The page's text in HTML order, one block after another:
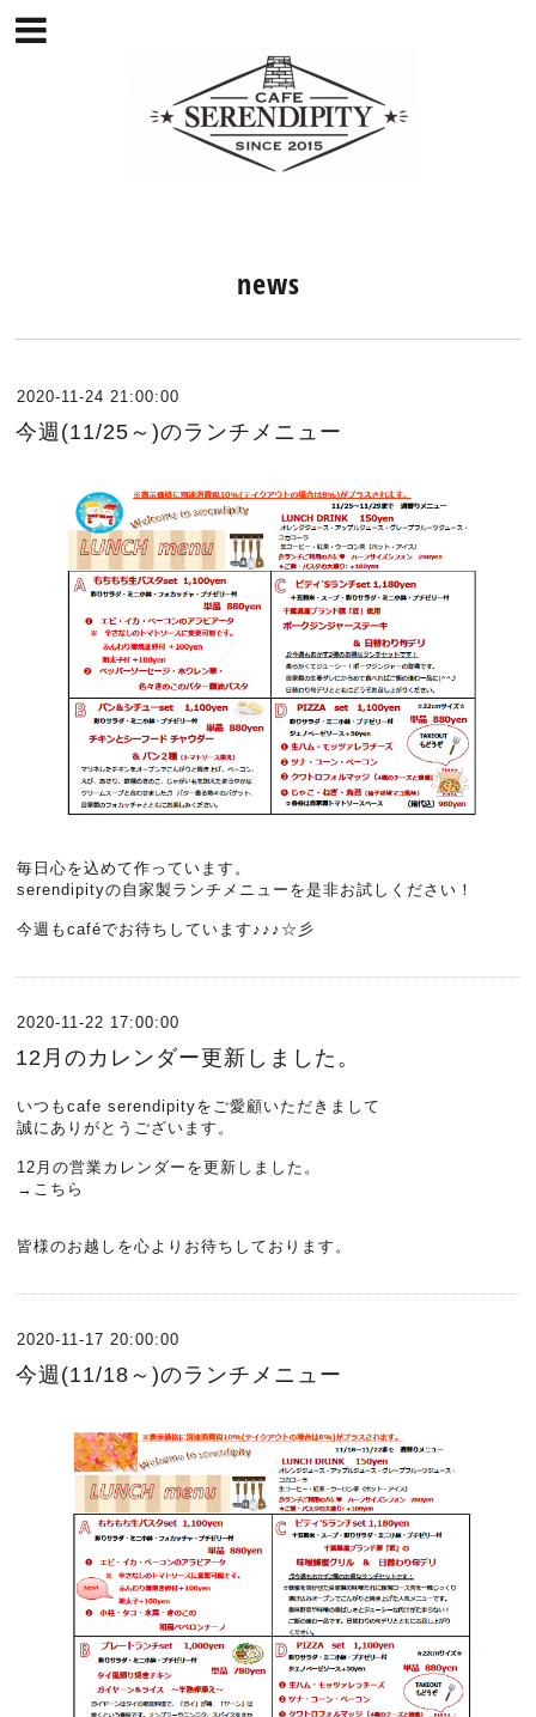
news
2020-11-24 21:00:00
今週(11/25～)のランチメニュー
毎日心を込めて作っています。
serendipityの自家製ランチメニューを是非お試しください！
今週もcaféでお待ちしています♪♪♪☆彡
2020-11-22 17:00:00
12月のカレンダー更新しました。
いつもcafe serendipityをご愛顧いただきまして
誠にありがとうございます。
12月の営業カレンダーを更新しました。
→ こちら
皆様のお越しを心よりお待ちしております。
2020-11-17 20:00:00
今週(11/18～)のランチメニュー